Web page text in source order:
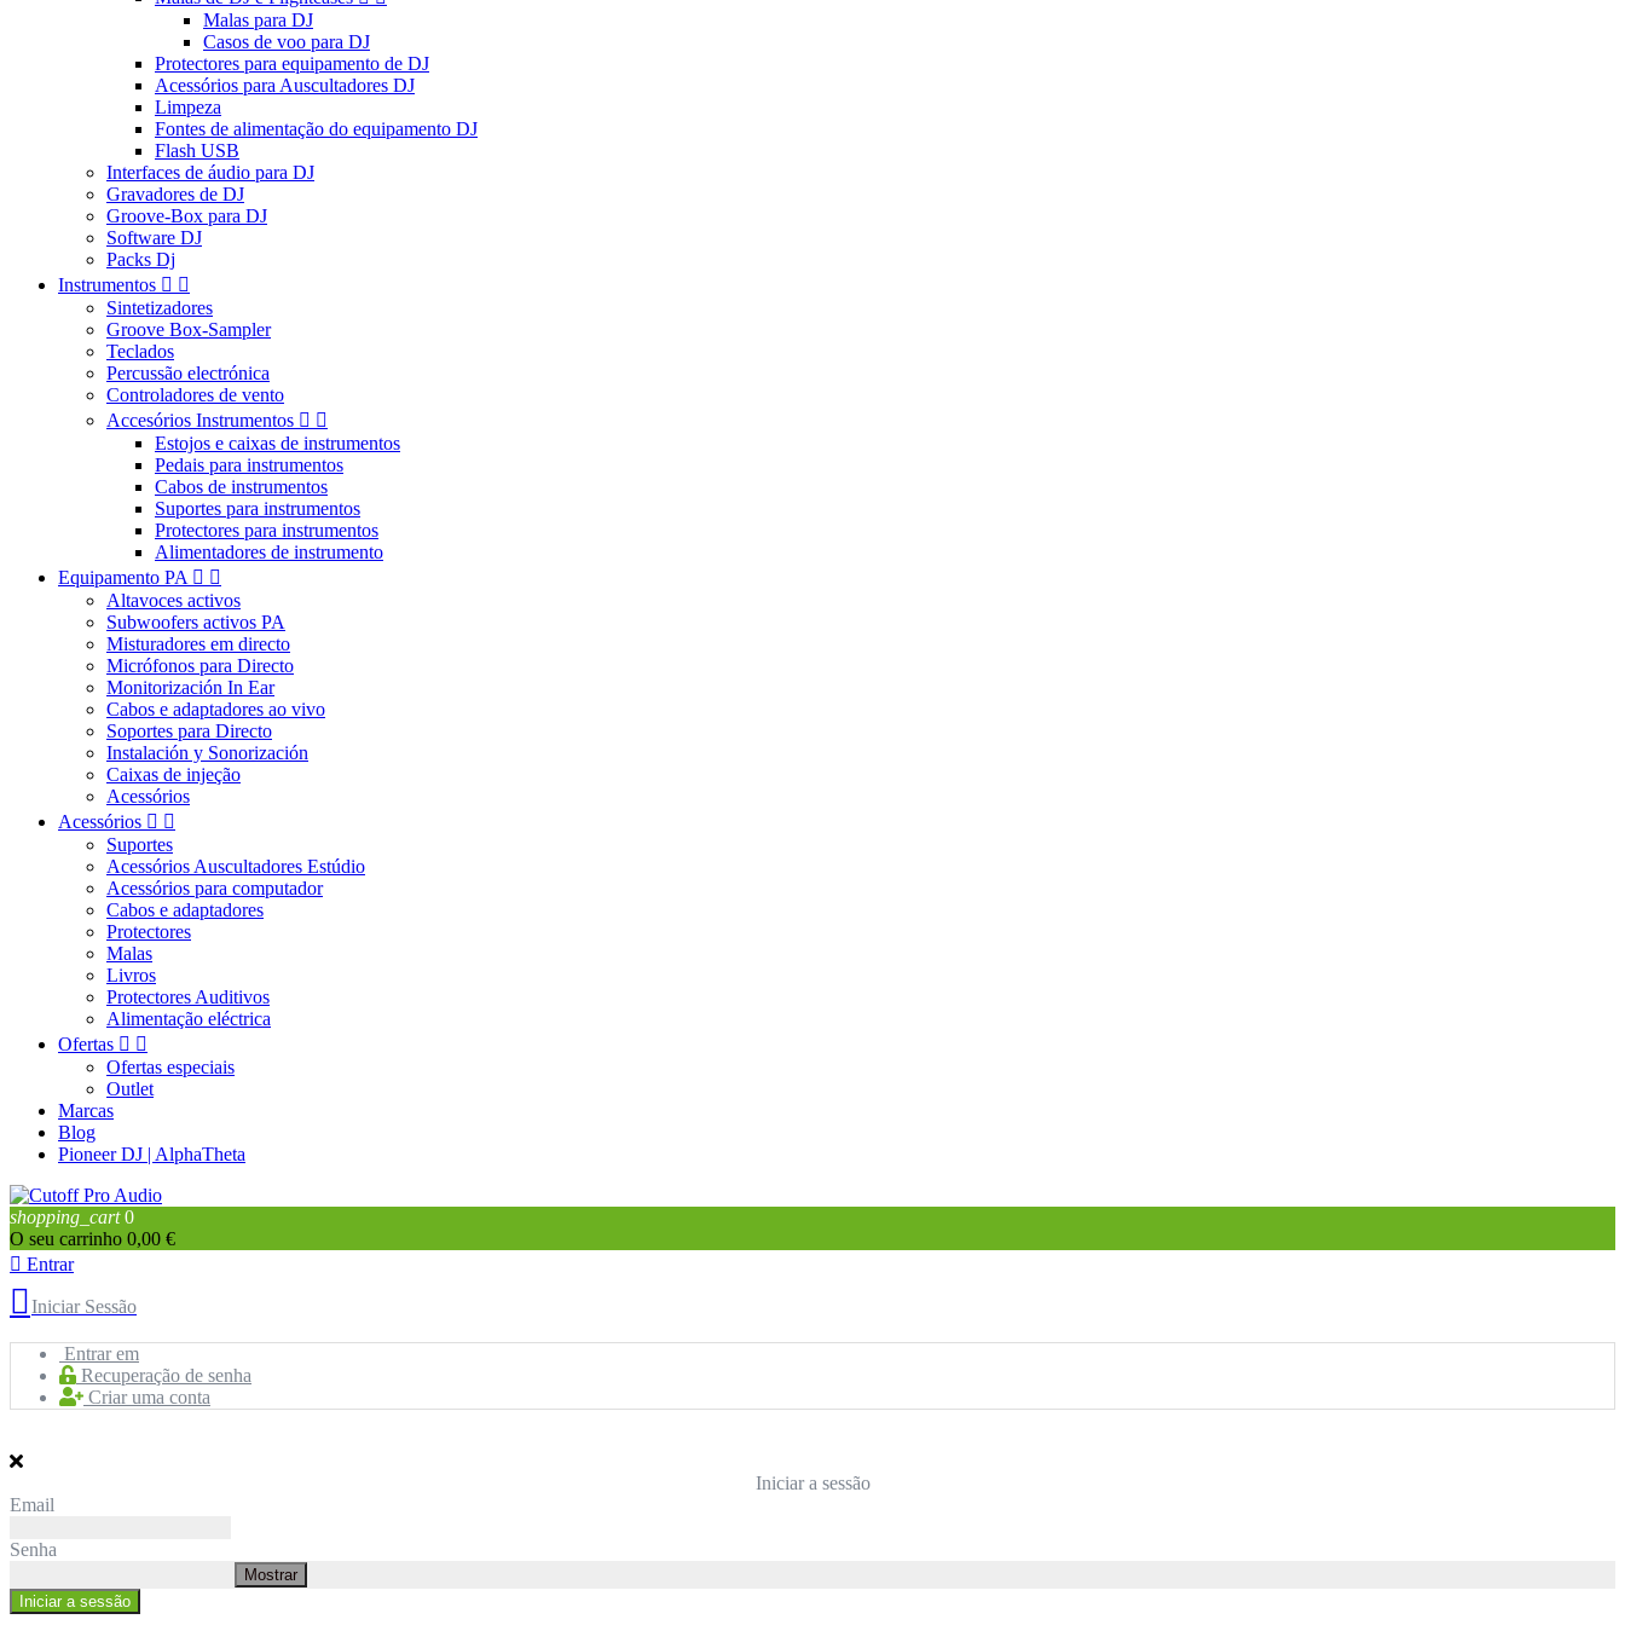
Malas para DJ
Casos de voo para DJ
Protectores para equipamento de DJ
Acessórios para Auscultadores DJ
Limpeza
Fontes de alimentação do equipamento DJ
Flash USB
Interfaces de áudio para DJ
Gravadores de DJ
Groove-Box para DJ
Software DJ
Packs Dj
Instrumentos  
Sintetizadores
Groove Box-Sampler
Teclados
Percussão electrónica
Controladores de vento
Accesórios Instrumentos  
Estojos e caixas de instrumentos
Pedais para instrumentos
Cabos de instrumentos
Suportes para instrumentos
Protectores para instrumentos
Alimentadores de instrumento
Equipamento PA  
Altavoces activos
Subwoofers activos PA
Misturadores em directo
Micrófonos para Directo
Monitorización In Ear
Cabos e adaptadores ao vivo
Soportes para Directo
Instalación y Sonorización
Caixas de injeção
Acessórios
Acessórios  
Suportes
Acessórios Auscultadores Estúdio
Acessórios para computador
Cabos e adaptadores
Protectores
Malas
Livros
Protectores Auditivos
Alimentação eléctrica
Ofertas  
Ofertas especiais
Outlet
Marcas
Blog
Pioneer DJ | AlphaTheta
shopping_cart 0
O seu carrinho 0,00 €
 Entrar
Iniciar Sessão
Entrar em
Recuperação de senha
Criar uma conta
Iniciar a sessão
Email
Senha
Mostrar
Iniciar a sessão